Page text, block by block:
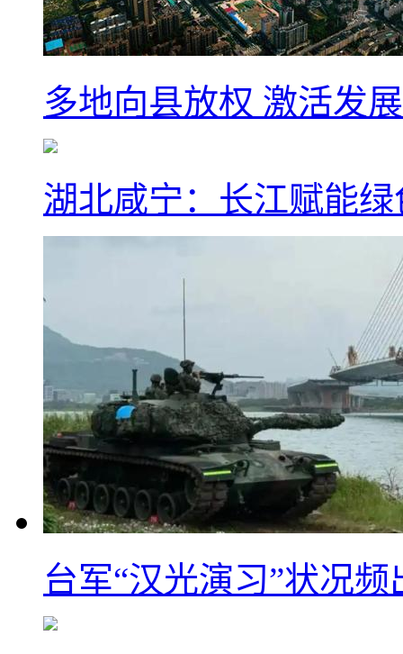
多地向县放权 激活发
湖北咸宁：长江赋能
台军“汉光演习”状况